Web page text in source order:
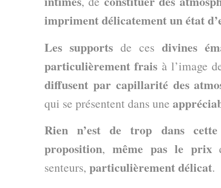
impriment délicatement un état
Les supports de ces divines
particulièrement frais à l’image
diffusent par capillarité des
qui se présentent dans une
Rien n’est de trop dans
proposition, même pas le prix
senteurs, particulièrement délicat.